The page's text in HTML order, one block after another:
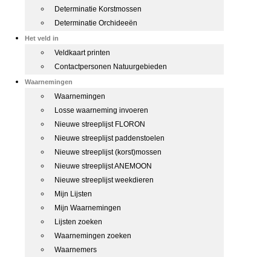
Determinatie Korstmossen
Determinatie Orchideeën
Het veld in
Veldkaart printen
Contactpersonen Natuurgebieden
Waarnemingen
Waarnemingen
Losse waarneming invoeren
Nieuwe streeplijst FLORON
Nieuwe streeplijst paddenstoelen
Nieuwe streeplijst (korst)mossen
Nieuwe streeplijst ANEMOON
Nieuwe streeplijst weekdieren
Mijn Lijsten
Mijn Waarnemingen
Lijsten zoeken
Waarnemingen zoeken
Waarnemers